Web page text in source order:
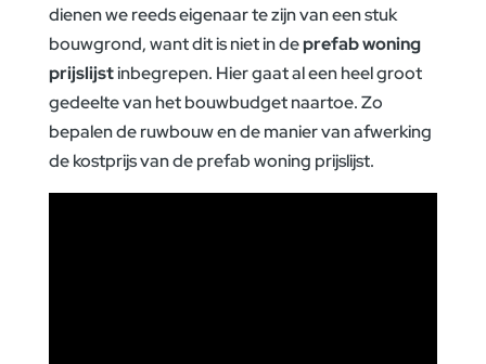
dienen we reeds eigenaar te zijn van een stuk
bouwgrond, want dit is niet in deprefab woning
prijslijstinbegrepen. Hier gaat al een heel groot
gedeelte van het bouwbudget naartoe. Zo
bepalen de ruwbouw en de manier van afwerking
de kostprijs van de prefab woning prijslijst.